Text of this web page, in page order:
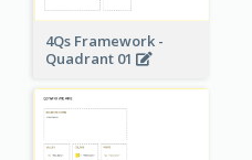
4Qs Framework -
Quadrant 01